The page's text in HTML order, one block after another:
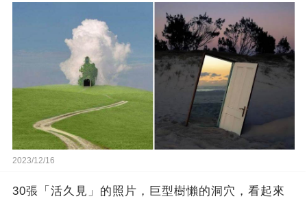
2023/12/16
30張「活久見」的照片，巨型樹懶的洞穴，看起來